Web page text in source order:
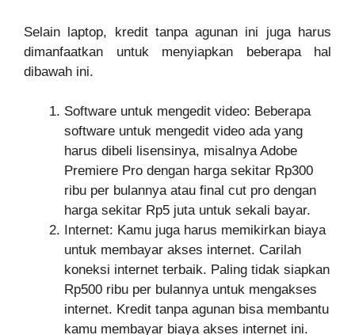
Selain laptop, kredit tanpa agunan ini juga harus
dimanfaatkan untuk menyiapkan beberapa hal
dibawah ini.
Software untuk mengedit video: Beberapa
software untuk mengedit video ada yang
harus dibeli lisensinya, misalnya Adobe
Premiere Pro dengan harga sekitar Rp300
ribu per bulannya atau final cut pro dengan
harga sekitar Rp5 juta untuk sekali bayar.
Internet: Kamu juga harus memikirkan biaya
untuk membayar akses internet. Carilah
koneksi internet terbaik. Paling tidak siapkan
Rp500 ribu per bulannya untuk mengakses
internet. Kredit tanpa agunan bisa membantu
kamu membayar biaya akses internet ini.